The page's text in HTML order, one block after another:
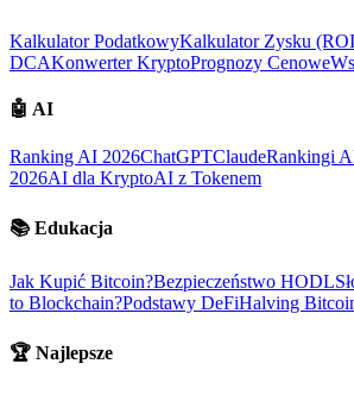
Kalkulator PodatkowyKalkulator Zysku
DCAKonwerter KryptoPrognozy Cenowe
🤖 AI
Ranking AI 2026ChatGPTClaudeRankingi
2026AI dla KryptoAI z Tokenem
📚 Edukacja
Jak Kupić Bitcoin?Bezpieczeństwo HODL
to Blockchain?Podstawy DeFiHalving
🏆 Najlepsze